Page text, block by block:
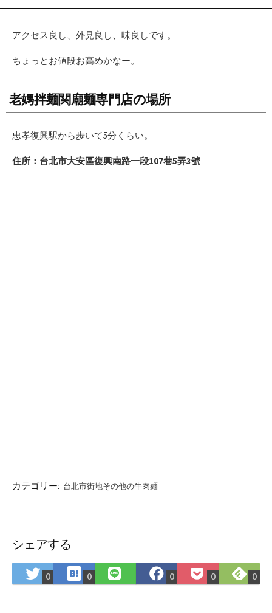
アクセス良し、外見良し、味良しです。
ちょっとお値段お高めかなー。
老媽拌麺関廟麺専門店の場所
忠孝復興駅から歩いて5分くらい。
住所：台北市大安區復興南路一段107巷5弄3號
カテゴリー: 台北市街地その他の牛肉麺
シェアする
Twitter
で
0 は
て
0
LINE
で
Facebook
で
0
Pocket
に
0
で
0